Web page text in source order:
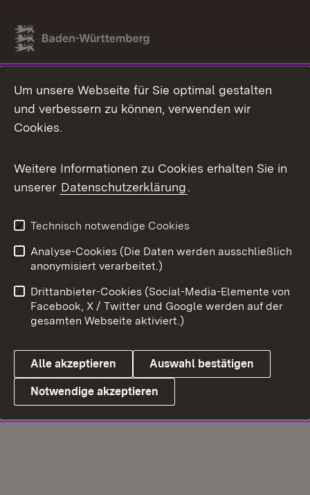
Link zum Landesportal
Um unsere Webseite für Sie optimal gestalten
und verbessern zu können, verwenden wir
Cookies.
Weitere Informationen zu Cookies erhalten Sie in
unserer Datenschutzerklärung.
Technisch notwendige Cookies
Analyse-Cookies (Die Daten werden ausschließlich
anonymisiert verarbeitet.)
Drittanbieter-Cookies (Social-Media-Elemente von
Facebook, X / Twitter und Google werden auf der
gesamten Webseite aktiviert.)
Alle akzeptieren Auswahl bestätigen
Notwendige akzeptieren